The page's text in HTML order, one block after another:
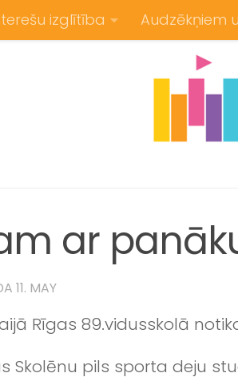
izglītība Audzēkņiem
ar
11. MAY
Rīgas 89.vidusskolā
Skolēnu pils sporta deju